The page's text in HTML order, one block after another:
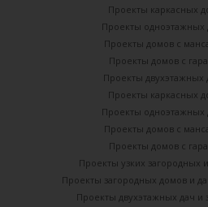
Проекты каркасных
Проекты одноэтажных
Проекты домов с
Проекты домов с
Проекты двухэтажных
Проекты каркасных
Проекты одноэтажных
Проекты домов с
Проекты домов с
Проекты узких загородных
Проекты загородных домов и
Проекты двухэтажных дач и